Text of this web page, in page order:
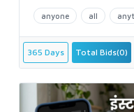
anyone all
365 Days Total Bids(0)